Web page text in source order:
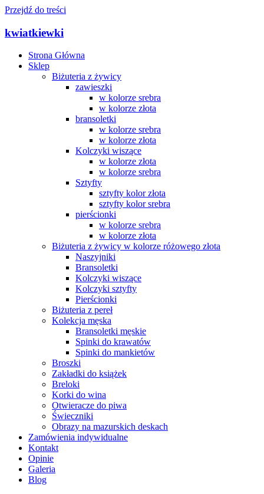
Przejdź do treści
kwiatkiewki
Strona Główna
Sklep
Biżuteria z żywicy
zawieszki
w kolorze srebra
w kolorze złota
bransoletki
w kolorze srebra
w kolorze złota
Kolczyki wiszące
w kolorze złota
w kolorze srebra
Sztyfty
sztyfty kolor złota
sztyfty kolor srebra
pierścionki
w kolorze srebra
w kolorze złota
Biżuteria z żywicy w kolorze różowego złota
Naszyjniki
Bransoletki
Kolczyki wiszące
Kolczyki sztyfty
Pierścionki
Biżuteria z pereł
Kolekcja męska
Bransoletki męskie
Spinki do krawatów
Spinki do mankietów
Broszki
Zakładki do książek
Breloki
Korki do wina
Otwieracze do piwa
Świeczniki
Obrazy na mazurskich deskach
Zamówienia indywidualne
Kontakt
Opinie
Galeria
Blog